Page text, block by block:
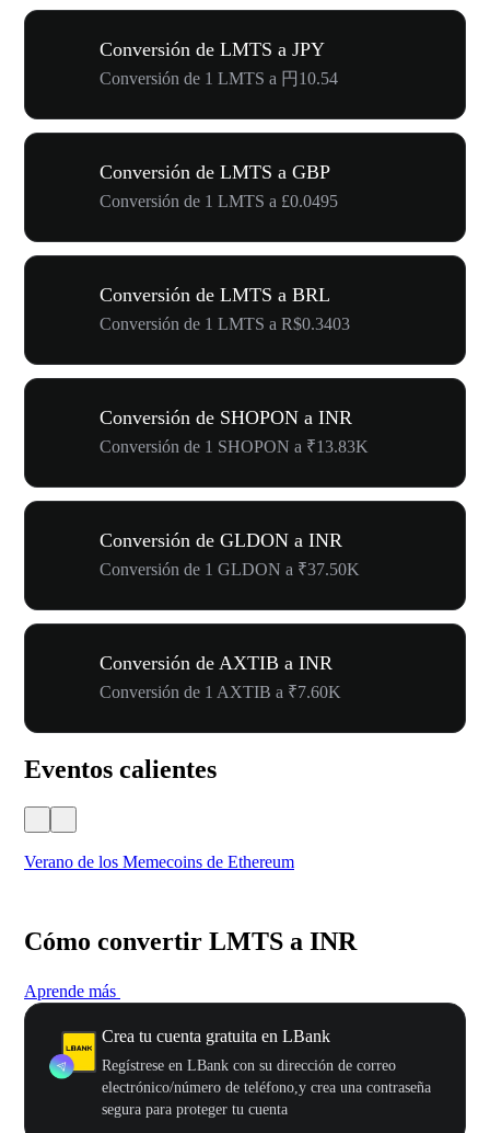
Conversión de LMTS a JPY
Conversión de 1 LMTS a 円10.54
Conversión de LMTS a GBP
Conversión de 1 LMTS a £0.0495
Conversión de LMTS a BRL
Conversión de 1 LMTS a R$0.3403
Conversión de SHOPON a INR
Conversión de 1 SHOPON a ₹13.83K
Conversión de GLDON a INR
Conversión de 1 GLDON a ₹37.50K
Conversión de AXTIB a INR
Conversión de 1 AXTIB a ₹7.60K
Eventos calientes
Verano de los Memecoins de Ethereum
Cómo convertir LMTS a INR
Aprende más
Crea tu cuenta gratuita en LBank
Regístrese en LBank con su dirección de correo
electrónico/número de teléfono,y crea una contraseña
segura para proteger tu cuenta